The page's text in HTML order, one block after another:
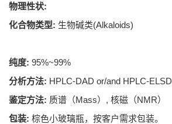
物理性状:
化合物类型: 生物碱类(Alkaloids)
纯度: 95%~99%
分析方法: HPLC-DAD or/and HPLC-ELSD
鉴定方法: 质谱（Mass）, 核磁（NMR）
包装: 棕色小玻璃瓶，按客户需求包装。